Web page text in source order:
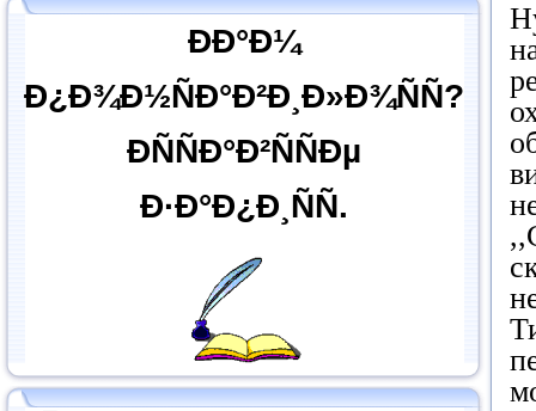
ÐÐ°Ð¼
Ð¿Ð¾Ð½ÑÐ°Ð²Ð¸Ð»Ð¾ÑÑ?
ÐÑÑÐ°Ð²ÑÑÐµ
Ð·Ð°Ð¿Ð¸ÑÑ.